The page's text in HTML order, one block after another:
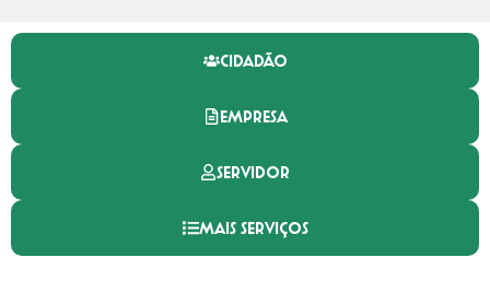
CIDADÃO
EMPRESA
SERVIDOR
MAIS SERVIÇOS